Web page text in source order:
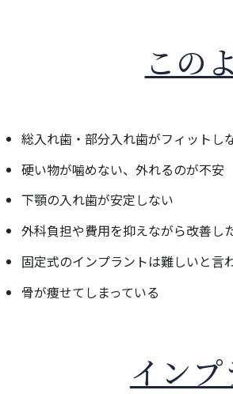
この
総入れ歯・部分入れ歯がフィットし
硬い物が噛めない、外れるのが不安
下顎の入れ歯が安定しない
外科負担や費用を抑えながら改善し
固定式のインプラントは難しいと言
骨が痩せてしまっている
イン